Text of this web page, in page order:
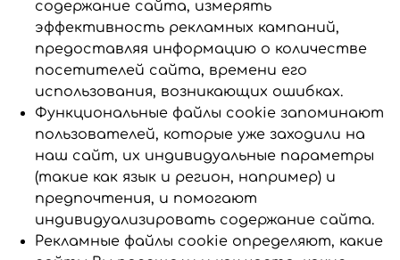
содержание сайта, измерять
эффективность рекламных кампаний,
предоставляя информацию о количестве
посетителей сайта, времени его
использования, возникающих ошибках.
Функциональные файлы cookie запоминают
пользователей, которые уже заходили на
наш сайт, их индивидуальные параметры
(такие как язык и регион, например) и
предпочтения, и помогают
индивидуализировать содержание сайта.
Рекламные файлы cookie определяют, какие